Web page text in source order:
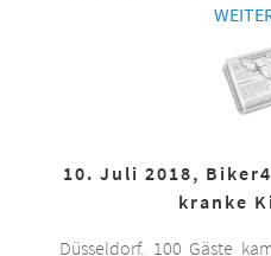
10. Juli 2018,
kranke
Düsseldorf. 100 Gäste